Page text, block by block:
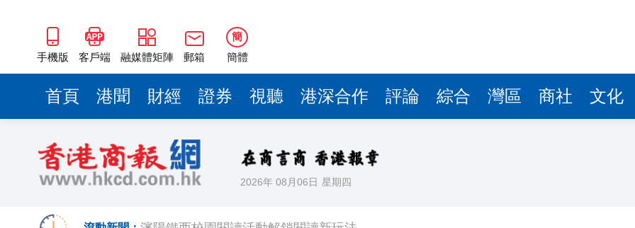
手機版 客戶端 融媒體矩陣 郵箱
簡
簡體
首頁 港聞 財經 證券 視聽 港深合作 評論 綜合 灣區 商社 文化
2026年 08月06日 星期四
黎智英案｜吳良好：依法公正處理黎智英求情 罪證如山豈能妄想輕判
騰出更多時間專注做好宏福苑火災獨立委員會工作 李家超暫停3項公職委任
50餘位頂尖專家共話時代命題
梁振英率港區全國政協委員考察團來瓊考察
2025年海南儋州以舊換新帶動消費約18億元